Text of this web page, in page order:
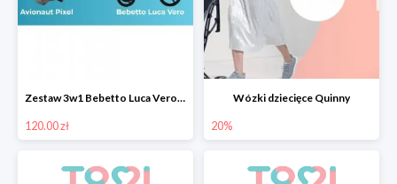
Zestaw 3w1 Bebetto Luca Vero z fotelikiem samochodowym Avionaut Pixel taniej o 130 pln
120.00 zł
Wózki dziecięce Quinny
20%